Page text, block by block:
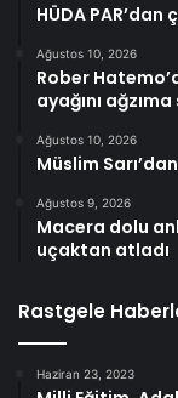
HÜDA
Ağustos 10, 2026
Rober
ayağını
Ağustos 10, 2026
Müslim
Ağustos 9, 2026
Macera dolu
uçaktan atladı
Rastgele
Haziran 23, 2023